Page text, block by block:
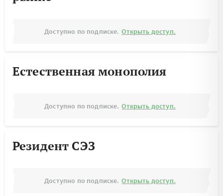
Доступно по подписке. Открыть доступ.
Естественная монополия
Доступно по подписке. Открыть доступ.
Резидент СЭЗ
Доступно по подписке. Открыть доступ.